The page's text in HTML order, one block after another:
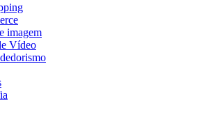
imagem
Vídeo